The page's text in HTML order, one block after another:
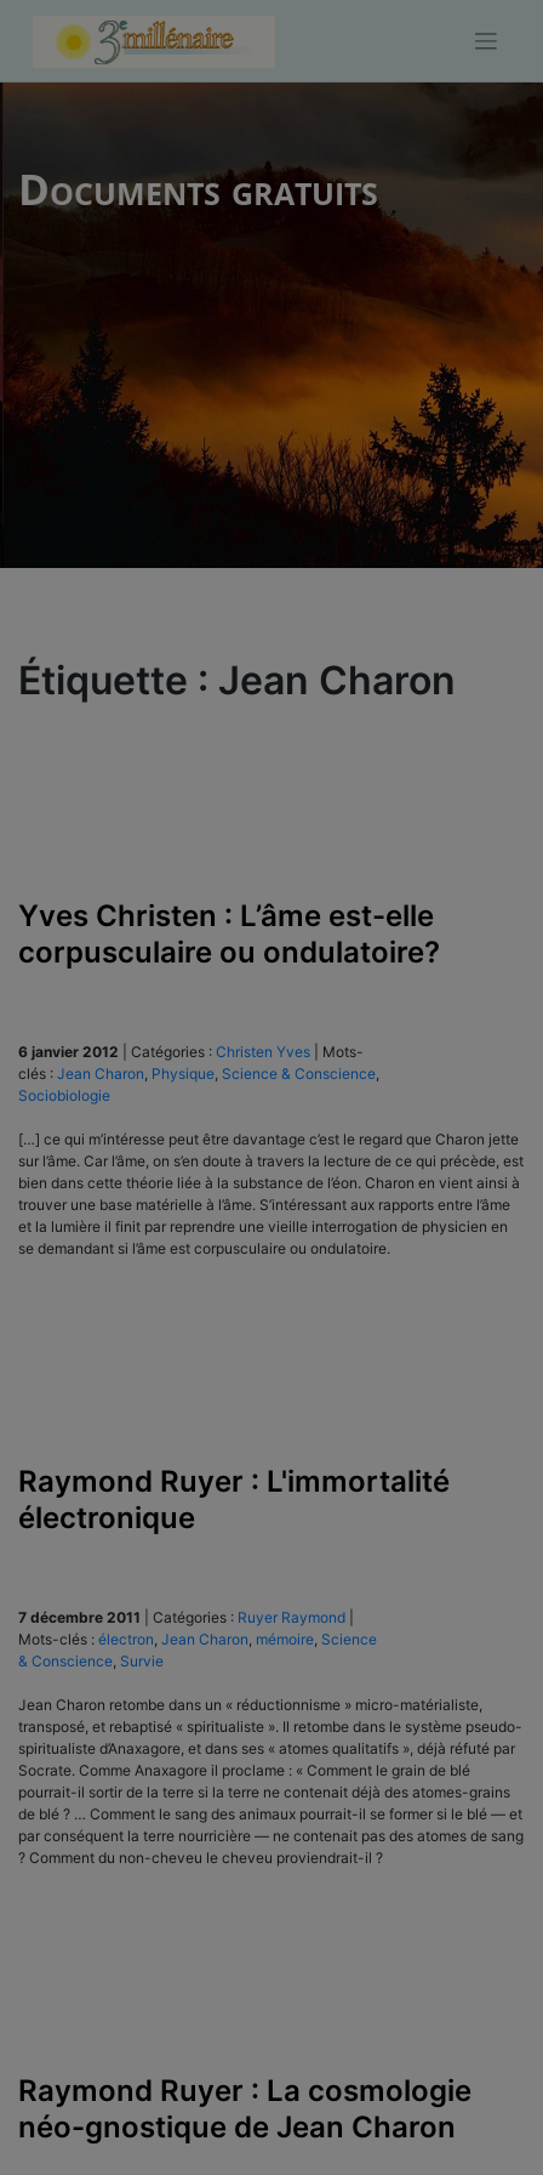
Documents gratuits
Étiquette : Jean Charon
Yves Christen : L’âme est-elle
corpusculaire ou ondulatoire?
6 janvier 2012 Catégories : Christen Yves
Mots-
clés : Jean Charon Physique Science & Conscience
Sociobiologie
[…] ce qui m’intéresse peut être davantage c’est le regard que Charon jette
sur l’âme. Car l’âme, on s’en doute à travers la lecture de ce qui précède, est
bien dans cette théorie liée à la substance de l’éon. Charon en vient ainsi à
trouver une base matérielle à l’âme. S’intéressant aux rapports entre l’âme
et la lumière il finit par reprendre une vieille interrogation de physicien en
se demandant si l’âme est corpusculaire ou ondulatoire.
Raymond Ruyer : L'immortalité
électronique
7 décembre 2011 Catégories : Ruyer Raymond
Mots-clés : électron, Jean Charon, mémoire, Science
& Conscience, Survie
Jean Charon retombe dans un « réductionnisme » micro-matérialiste,
transposé, et rebaptisé « spiritualiste ». Il retombe dans le système pseudo-
spiritualiste d’Anaxagore, et dans ses « atomes qualitatifs », déjà réfuté par
Socrate. Comme Anaxagore il proclame : « Comment le grain de blé
pourrait-il sortir de la terre si la terre ne contenait déjà des atomes-grains
de blé ? … Comment le sang des animaux pourrait-il se former si le blé — et
par conséquent la terre nourricière — ne contenait pas des atomes de sang
? Comment du non-cheveu le cheveu proviendrait-il ?
Raymond Ruyer : La cosmologie
néo-gnostique de Jean Charon